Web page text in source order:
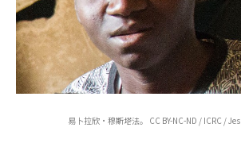
易卜拉欣·穆斯塔法。 CC BY-NC-ND / ICRC /